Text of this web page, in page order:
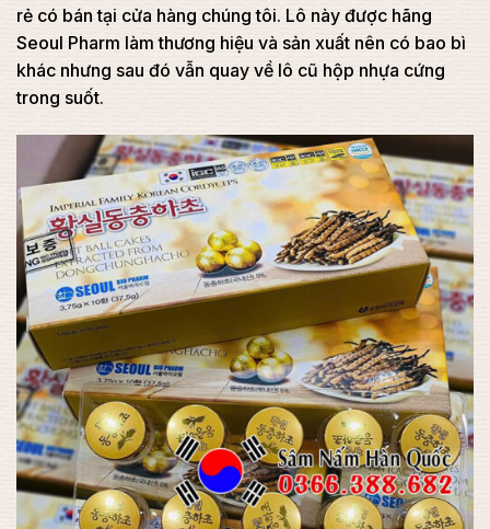
rẻ có bán tại cửa hàng chúng tôi. Lô này được hãng
Seoul Pharm làm thương hiệu và sản xuất nên có bao bì
khác nhưng sau đó vẫn quay về lô cũ hộp nhựa cứng
trong suốt.